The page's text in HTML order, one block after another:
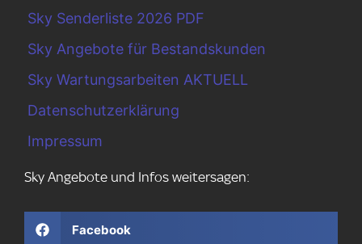
Sky Senderliste 2026 PDF
Sky Angebote für Bestandskunden
Sky Wartungsarbeiten AKTUELL
Datenschutzerklärung
Impressum
Sky Angebote und Infos weitersagen:
Facebook